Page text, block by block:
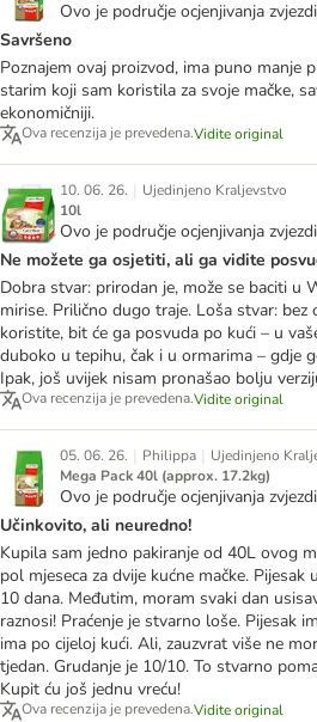
Ovo je područje ocjenjivanja
Savršeno
Poznajem ovaj proizvod, ima puno manje
starim koji sam koristila za svoje mačke,
ekonomičniji.
Ova recenzija je prevedena.Vidite original
10. 06. 26. | Ujedinjeno Kraljevstvo
10l
Ovo je područje ocjenjivanja
Ne možete ga osjetiti, ali ga vidite
Dobra stvar: prirodan je, može se baciti u
mirise. Prilično dugo traje. Loša stvar:
koristite, bit će ga posvuda po kući – u
duboko u tepihu, čak i u ormarima – gdje
Ipak, još uvijek nisam pronašao bolju
Ova recenzija je prevedena.Vidite original
05. 06. 26. | Philippa | Ujedinjeno
Mega Pack 40l (approx. 17.2kg)
Ovo je područje ocjenjivanja
Učinkovito, ali neuredno!
Kupila sam jedno pakiranje od 40L ovog
pol mjeseca za dvije kućne mačke.
10 dana. Međutim, moram svaki dan
raznosi! Praćenje je stvarno loše. Pijesak
ima po cijeloj kući. Ali, zauzvrat više ne
tjedan. Grudanje je 10/10. To stvarno
Kupit ću još jednu vreću!
Ova recenzija je prevedena.Vidite original